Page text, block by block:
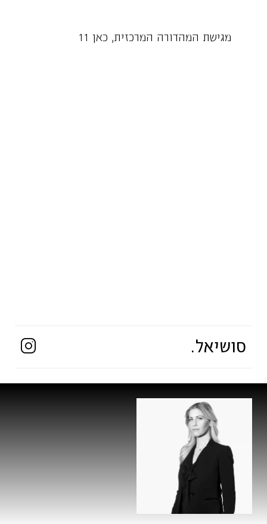
מגישת המהדורה המרכזית, כאן 11
סושיאל.